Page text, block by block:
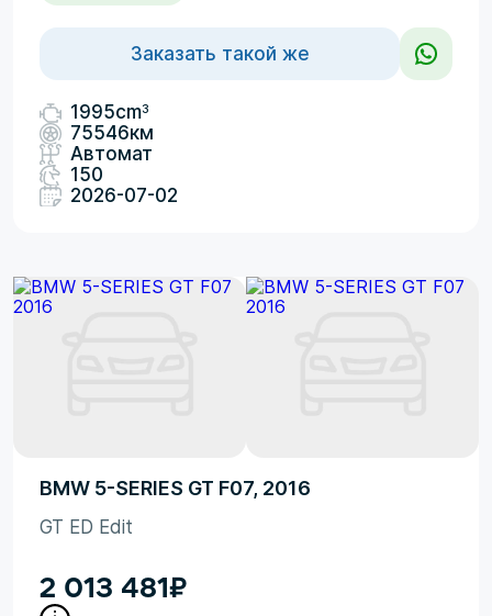
Заказать такой же
1995cm3
75546км
Автомат
150
2026-07-02
BMW 5-SERIES GT F07, 2016
GT ED Edit
2 013 481₽